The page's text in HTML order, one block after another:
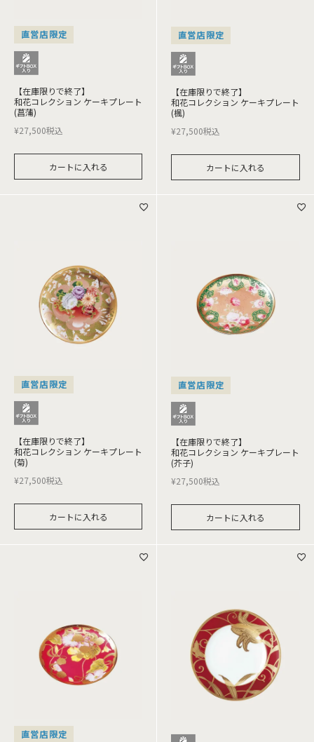
直営店限定
【在庫限りで終了】
和花コレクション ケーキプレート
(菖蒲)
¥27,500税込
カートに入れる
直営店限定
【在庫限りで終了】
和花コレクション ケーキプレート
(楓)
¥27,500税込
カートに入れる
直営店限定
【在庫限りで終了】
和花コレクション ケーキプレート
(菊)
¥27,500税込
カートに入れる
直営店限定
【在庫限りで終了】
和花コレクション ケーキプレート
(芥子)
¥27,500税込
カートに入れる
直営店限定